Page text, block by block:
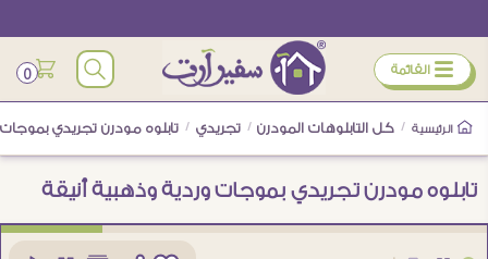
ÿ القائمة 0
الرئيسية / كل التابلوهات المودرن / تجريدي / تابلوه مودرن تجريدي بموجات
تابلوه مودرن تجريدي بموجات وردية وذهبية أنيقة
كود